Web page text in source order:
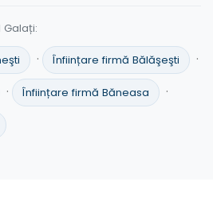
· Înființare firmă Bălăşeşti ·
· Înființare firmă Băneasa ·